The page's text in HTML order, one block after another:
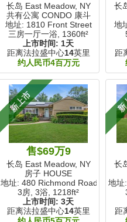
长岛 East Meadow, NY
共有公寓 CONDO 康斗
地址: 1810 Front Street
三房一厅一浴, 1360ft²
上市时间: 1天
距离法拉盛中心14英里
约人民币4百万元
长
地
距
新上市
售$69万9
长岛 East Meadow, NY
房子 HOUSE
地址: 480 Richmond Road
3房, 3浴, 1218ft²
上市时间:3天
距离法拉盛中心14英里
长
地址
距